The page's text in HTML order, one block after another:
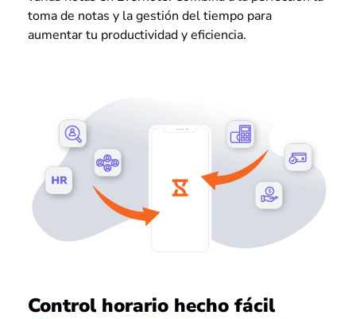
toma de notas y la gestión del tiempo para
aumentar tu productividad y eficiencia.
Control horario hecho fácil